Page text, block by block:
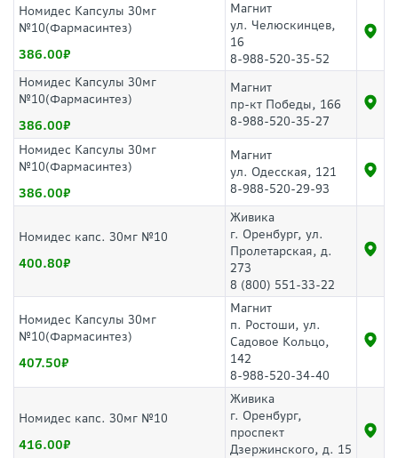
Номидес Капсулы 30мг
№10(Фармасинтез)
386.00
Магнит
ул. Челюскинцев,
16
8-988-520-35-52
Номидес Капсулы 30мг
№10(Фармасинтез)
386.00
Магнит
пр-кт Победы, 166
8-988-520-35-27
Номидес Капсулы 30мг
№10(Фармасинтез)
386.00
Магнит
ул. Одесская, 121
8-988-520-29-93
Номидес капс. 30мг №10
400.80
Живика
г. Оренбург, ул.
Пролетарская, д.
273
8 (800) 551-33-22
Номидес Капсулы 30мг
№10(Фармасинтез)
407.50
Магнит
п. Ростоши, ул.
Садовое Кольцо,
142
8-988-520-34-40
Номидес капс. 30мг №10
416.00
Живика
г. Оренбург,
проспект
Дзержинского, д. 15